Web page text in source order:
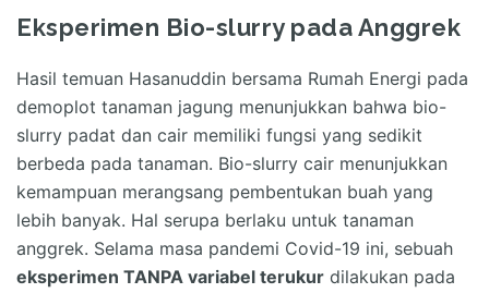
Eksperimen Bio-slurry pada Anggrek
Hasil temuan Hasanuddin bersama Rumah Energi pada
demoplot tanaman jagung menunjukkan bahwa bio-
slurry padat dan cair memiliki fungsi yang sedikit
berbeda pada tanaman. Bio-slurry cair menunjukkan
kemampuan merangsang pembentukan buah yang
lebih banyak. Hal serupa berlaku untuk tanaman
anggrek. Selama masa pandemi Covid-19 ini, sebuah
eksperimen TANPA variabel terukur dilakukan pada